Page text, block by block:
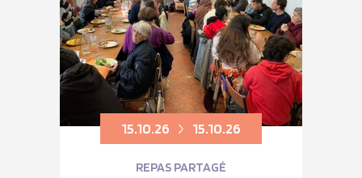
15.10.26 15.10.26
REPAS PARTAGÉ